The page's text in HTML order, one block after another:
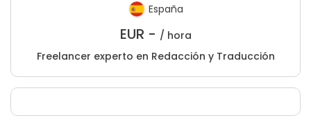
España
EUR - / hora
Freelancer experto en Redacción y Traducción